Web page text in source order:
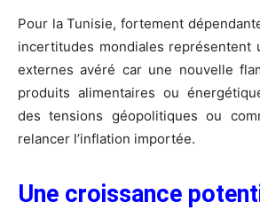
Pour la Tunisie, fortement
incertitudes mondiales représentent
externes avéré car une nouvelle
produits alimentaires ou
des tensions géopolitiques ou
relancer l’inflation importée.
Une croissance